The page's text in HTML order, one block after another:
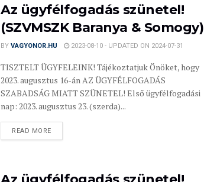
Az ügyfélfogadás szünetel!
(SZVMSZK Baranya & Somogy)
BY VAGYONOR.HU 2023-08-10 - UPDATED ON 2024-07-31
TISZTELT ÜGYFELEINK! Tájékoztatjuk Önöket, hogy
2023. augusztus 16-án AZ ÜGYFÉLFOGADÁS
SZABADSÁG MIATT SZÜNETEL! Első ügyfélfogadási
nap: 2023. augusztus 23. (szerda)...
READ MORE